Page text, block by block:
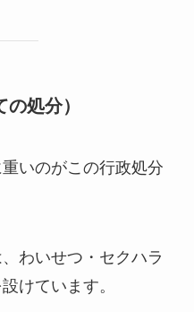
処分）
いのがこの行政処分
わいせつ・セクハラ
けています。